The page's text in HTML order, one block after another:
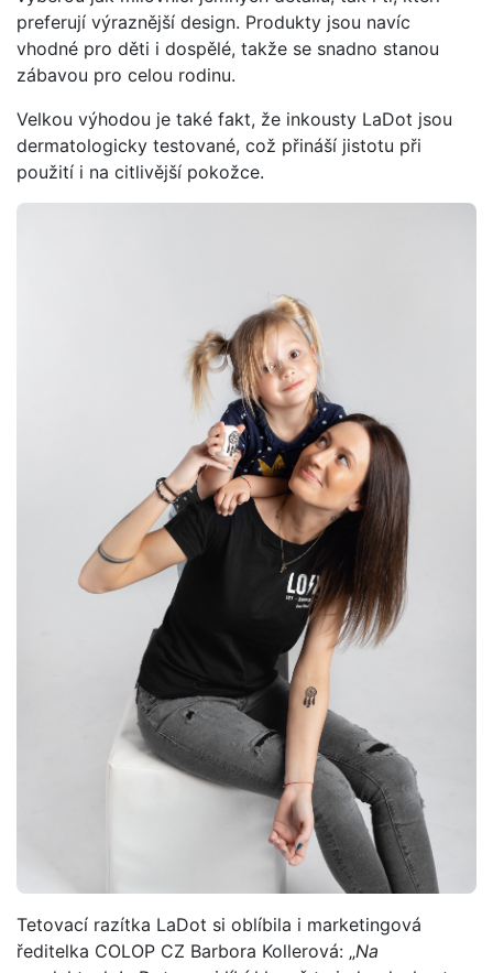
preferují výraznější design. Produkty jsou navíc
vhodné pro děti i dospělé, takže se snadno stanou
zábavou pro celou rodinu.
Velkou výhodou je také fakt, že inkousty LaDot jsou
dermatologicky testované, což přináší jistotu při
použití i na citlivější pokožce.
Tetovací razítka LaDot si oblíbila i marketingová
ředitelka COLOP CZ Barbora Kollerová: „Na